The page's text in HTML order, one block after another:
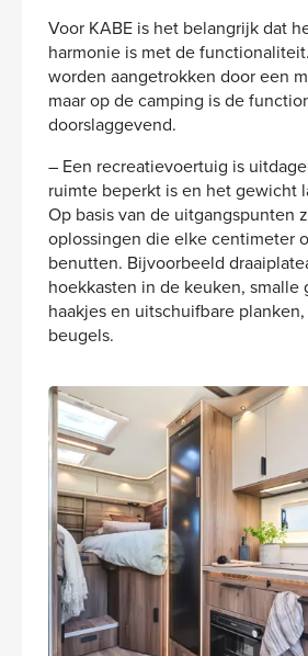
Voor KABE is het belangrijk dat
harmonie is met de
worden aangetrokken door een
maar op de camping is de
doorslaggevend.
– Een recreatievoertuig is
ruimte beperkt is en het gewicht
Op basis van de uitgangspunten
oplossingen die elke centimeter
benutten. Bijvoorbeeld
hoekkasten in de keuken, smalle
haakjes en uitschuifbare
beugels.